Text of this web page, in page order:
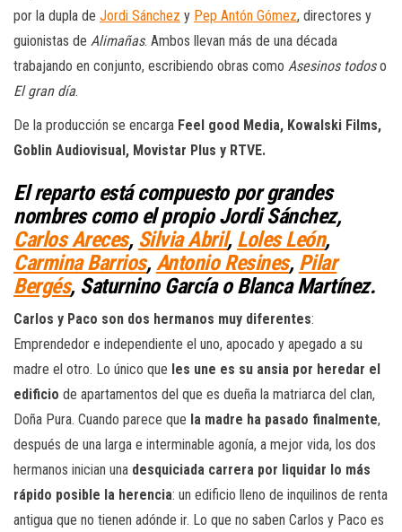
por la dupla de Jordi Sánchez y Pep Antón Gómez, directores y
guionistas de Alimañas. Ambos llevan más de una década
trabajando en conjunto, escribiendo obras como Asesinos todoso
El gran día.
De la producción se encarga Feel good Media, Kowalski Films,
Goblin Audiovisual, Movistar Plus y RTVE.
El reparto está compuesto por grandes
nombres como el propio Jordi Sánchez,
Carlos Areces, Silvia Abril, Loles León,
Carmina Barrios,Antonio Resines, Pilar
Bergés, Saturnino García o Blanca Martínez.
Carlos y Paco son dos hermanos muy diferentes:
Emprendedor e independiente el uno, apocado y apegado a su
madre el otro. Lo único que les une es su ansia por heredar el
edificio de apartamentos del que es dueña la matriarca del clan,
Doña Pura. Cuando parece que la madre ha pasado finalmente,
después de una larga e interminable agonía, a mejor vida, los dos
hermanos inician una desquiciada carrera por liquidar lo más
rápido posible la herencia: un edificio lleno de inquilinos de renta
antigua que no tienen adónde ir. Lo que no saben Carlos y Paco es